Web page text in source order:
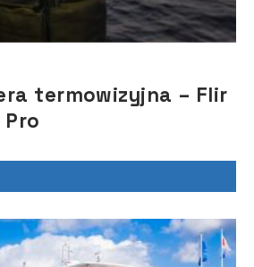
termowizyjna – Flir